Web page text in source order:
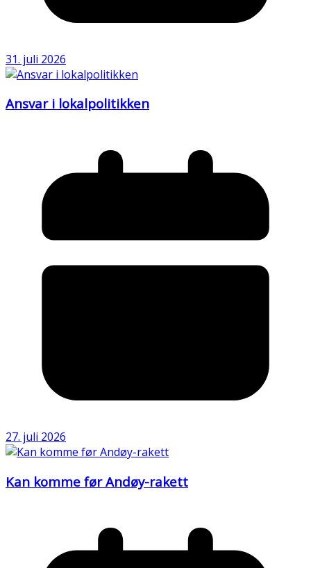
31. juli 2026
Ansvar i lokalpolitikken
27. juli 2026
Kan komme før Andøy-rakett